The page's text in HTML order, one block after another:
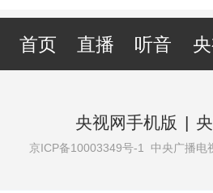
首页 直播 听音
央视网手机版 |
京ICP备10003349号-1 中央广播电